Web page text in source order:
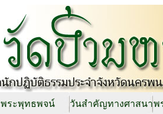
พระพุทธพจน์ วันสำคัญทางศาสนาพ